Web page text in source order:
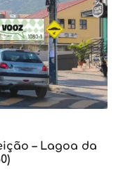
– Lagoa da